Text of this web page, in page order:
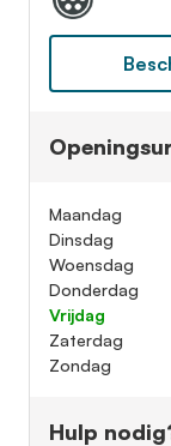
Maandag
Dinsdag
Woensdag
Donderdag
Vrijdag
Zaterdag
Zondag
Hulp